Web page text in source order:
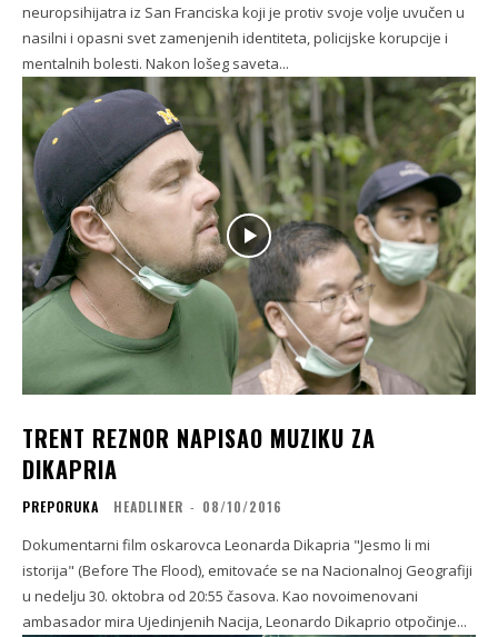
neuropsihijatra iz San Franciska koji je protiv svoje volje uvučen u
nasilni i opasni svet zamenjenih identiteta, policijske korupcije i
mentalnih bolesti. Nakon lošeg saveta...
TRENT REZNOR NAPISAO MUZIKU ZA
DIKAPRIA
PREPORUKA HEADLINER - 08/10/2016
Dokumentarni film oskarovca Leonarda Dikapria "Jesmo li mi
istorija" (Before The Flood), emitovaće se na Nacionalnoj Geografiji
u nedelju 30. oktobra od 20:55 časova. Kao novoimenovani
ambasador mira Ujedinjenih Nacija, Leonardo Dikaprio otpočinje...